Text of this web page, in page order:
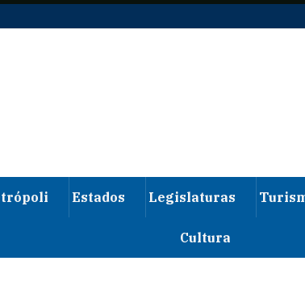
Estados Legislaturas
Cultura